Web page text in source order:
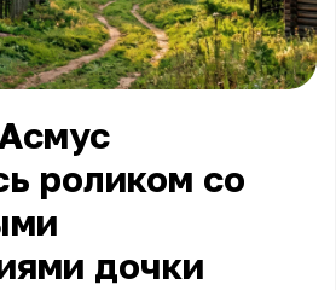
роликом со
дочки